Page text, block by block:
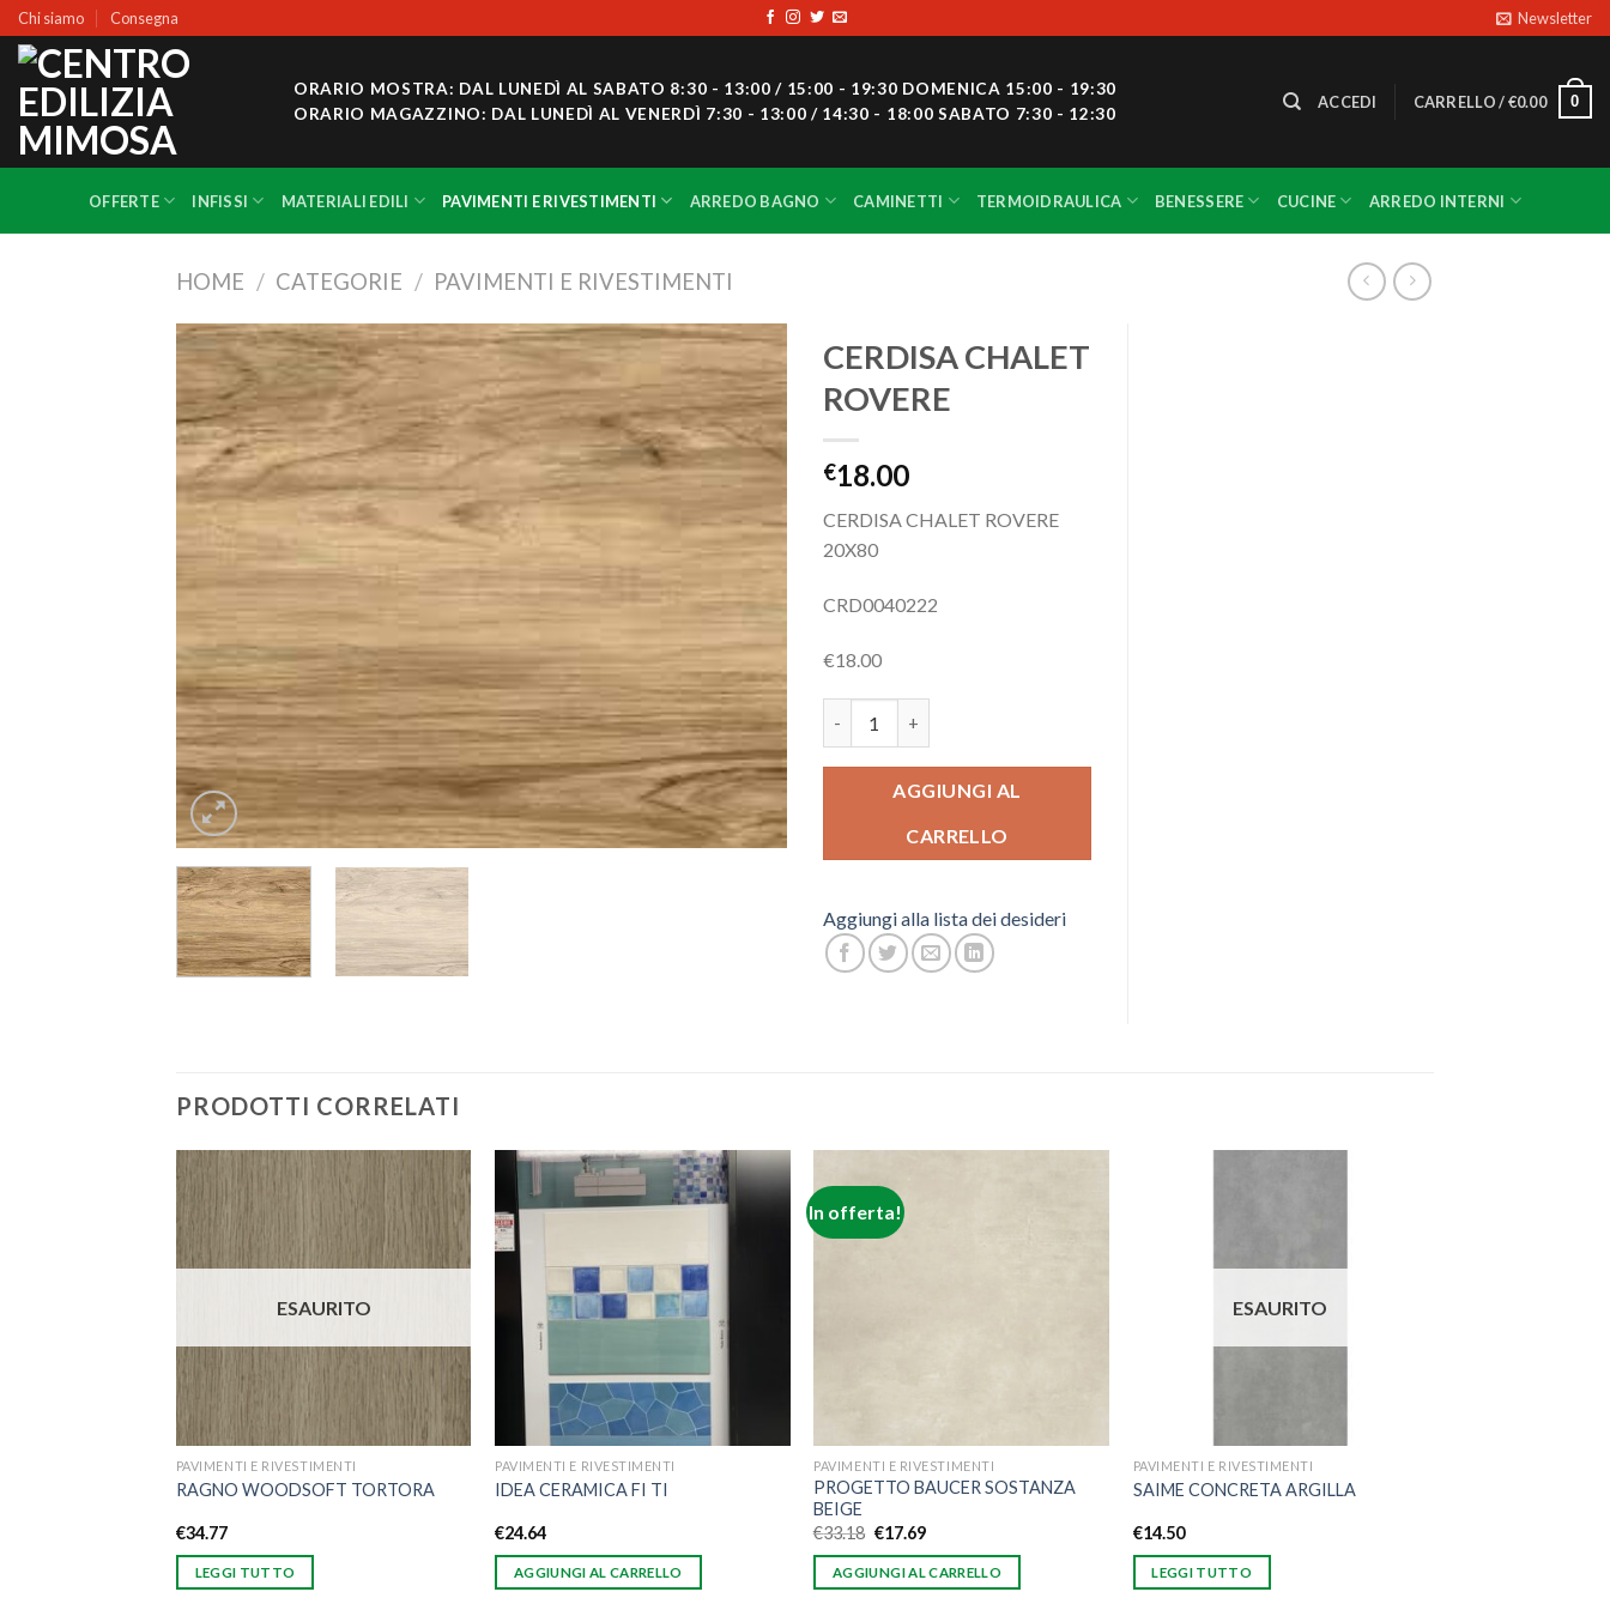
Skip
to
content
Chi siamo Consegna Newsletter
ORARIO MOSTRA: DAL LUNEDÌ AL SABATO 8:30 - 13:00 / 15:00 - 19:30 DOMENICA 15:00 - 19:30
ORARIO MAGAZZINO: DAL LUNEDÌ AL VENERDÌ 7:30 - 13:00 / 14:30 - 18:00 SABATO 7:30 - 12:30
ACCEDI CARRELLO /€0.00 0
OFFERTE INFISSI MATERIALI EDILI PAVIMENTI E RIVESTIMENTI ARREDO BAGNO CAMINETTI TERMOIDRAULICA BENESSERE CUCINE ARREDO INTERNI
HOME / CATEGORIE / PAVIMENTI E RIVESTIMENTI
Aggiungi
alla lista
dei
desideri
CERDISA CHALET
ROVERE
€18.00
CERDISA CHALET ROVERE
20X80
CRD0040222
€18.00
AGGIUNGI AL
CARRELLO
Aggiungi alla lista dei desideri
PRODOTTI CORRELATI
desideri
ESAURITO
PAVIMENTI E RIVESTIMENTI
RAGNO WOODSOFT TORTORA
€34.77
LEGGI TUTTO
PAVIMENTI E RIVESTIMENTI
IDEA CERAMICA FI TI
€24.64
AGGIUNGI AL CARRELLO
In offerta!
PAVIMENTI E RIVESTIMENTI
PROGETTO BAUCER SOSTANZA
BEIGE
€33.18 €17.69
AGGIUNGI AL CARRELLO
ESAURITO
PAVIMENTI E RIVESTIMENTI
SAIME CONCRETA ARGILLA
€14.50
LEGGI TUTTO